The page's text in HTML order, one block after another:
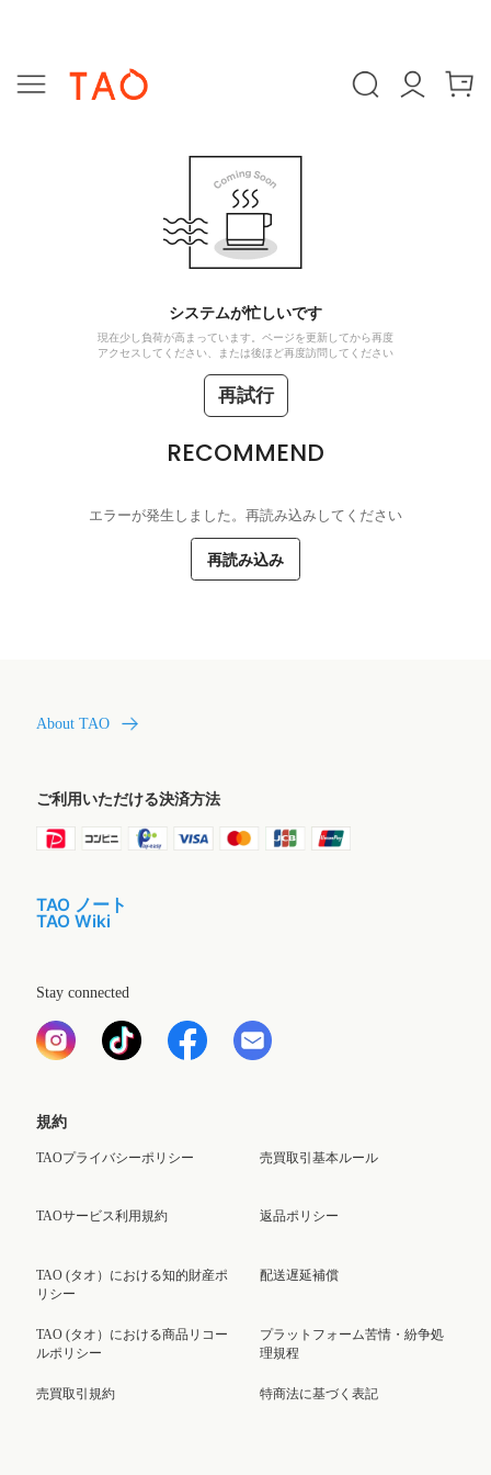
システムが忙しいです
現在少し負荷が高まっています。ページを更新してから再度
アクセスしてください、または後ほど再度訪問してください
再試行
RECOMMEND
エラーが発生しました。再読み込みしてください
再読み込み
About TAO
ご利用いただける決済方法
TAO ノート
TAO Wiki
Stay connected
規約
TAOプライバシーポリシー
TAOサービス利用規約
TAO (タオ）における知的財産ポ
リシー
TAO (タオ）における商品リコー
ルポリシー
売買取引規約
売買取引基本ルール
返品ポリシー
配送遅延補償
プラットフォーム苦情・紛争処
理規程
特商法に基づく表記